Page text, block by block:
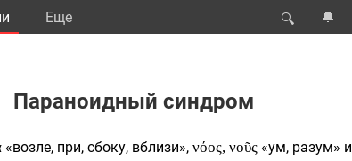
Eще 🔍 🔔
Параноидный синдром
«возле, при, сбоку, вблизи», νόος, νοῦς «ум, разум» и